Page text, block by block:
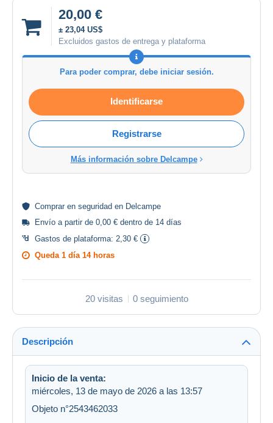
20,00 €
± 23,04 US$
Excluidos gastos de entrega y plataforma
Para poder comprar, debe iniciar sesión.
Identificarse
Registrarse
Más información sobre Delcampe
Comprar en seguridad en Delcampe
Envío a partir de 0,00 € dentro de 14 días
Gastos de plataforma: 2,30 €
Queda 1 día 14 horas
20 visitas 0 seguimiento
Descripción
Inicio de la venta:
miércoles, 13 de mayo de 2026 a las 13:57
Objeto n°2543462033